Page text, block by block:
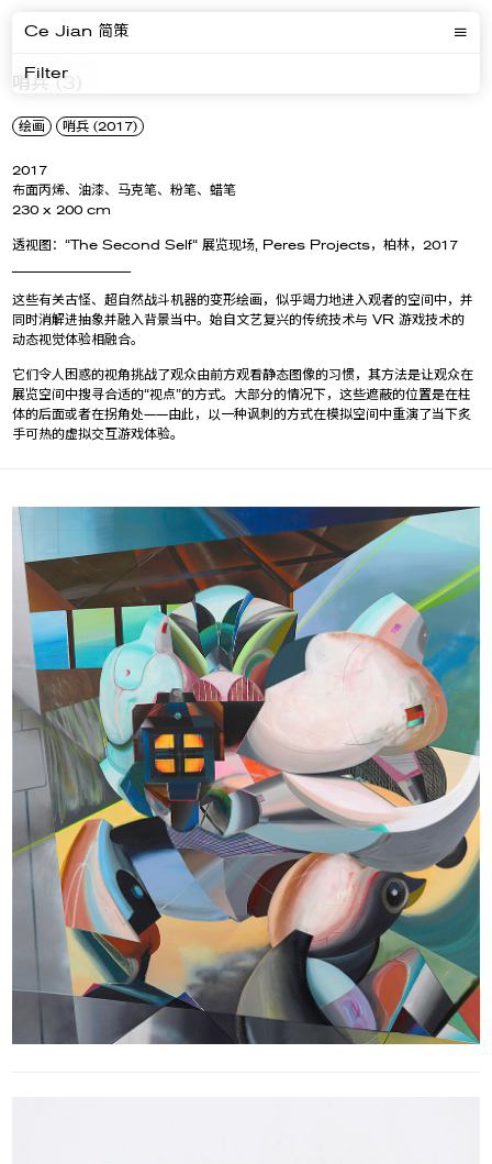
Ce Jian 简策
Filter
哨兵 (3)
绘画 哨兵 (2017)
2017
布面丙烯、油漆、马克笔、粉笔、蜡笔
230 x 200 cm
透视图：“The Second Self“ 展览现场, Peres Projects，柏林，2017
这些有关古怪、超自然战斗机器的变形绘画，似乎竭力地进入观者的空间中，并
同时消解进抽象并融入背景当中。始自文艺复兴的传统技术与 VR 游戏技术的
动态视觉体验相融合。
它们令人困惑的视角挑战了观众由前方观看静态图像的习惯，其方法是让观众在
展览空间中搜寻合适的“视点”的方式。大部分的情况下，这些遮蔽的位置是在柱
体的后面或者在拐角处——由此，以一种讽刺的方式在模拟空间中重演了当下炙
手可热的虚拟交互游戏体验。